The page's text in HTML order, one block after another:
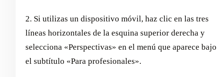
2. Si utilizas un dispositivo móvil, haz clic en las tres
líneas horizontales de la esquina superior derecha y
selecciona «Perspectivas» en el menú que aparece bajo
el subtítulo «Para profesionales».